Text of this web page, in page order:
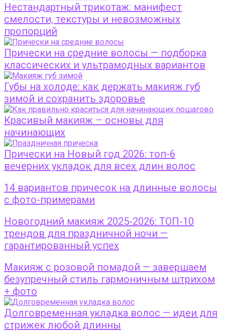
Нестандартный трикотаж: манифест
смелости, текстуры и невозможных
пропорций
Прически на средние волосы — подборка
классических и ультрамодных вариантов
Губы на холоде: как держать макияж губ
зимой и сохранить здоровье
Красивый макияж – основы для
начинающих
Прически на Новый год 2026: топ-6
вечерних укладок для всех длин волос
14 вариантов причесок на длинные волосы
с фото-примерами
Новогодний макияж 2025-2026: ТОП-10
трендов для праздничной ночи —
гарантированный успех
Макияж с розовой помадой — завершаем
безупречный стиль гармоничным штрихом
+ фото
Долговременная укладка волос — идеи для
стрижек любой длинны